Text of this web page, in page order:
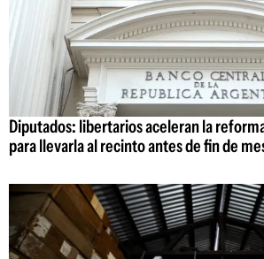
Diputados: libertarios aceleran la
para llevarla al recinto antes de fin de